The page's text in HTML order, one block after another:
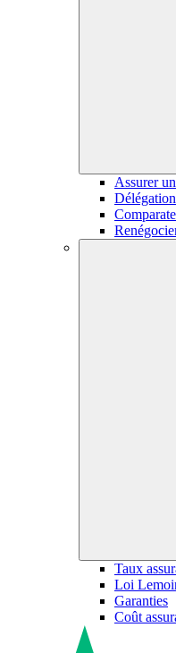
Assurer
Taux
Loi
Garanties
Coût